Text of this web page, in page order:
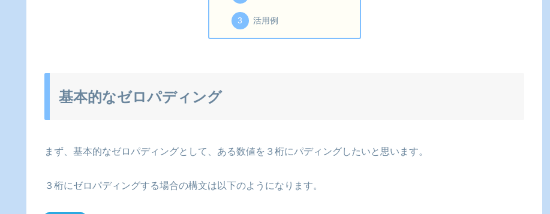
活用例
基本的なゼロパディング
まず、基本的なゼロパディングとして、ある数値を３桁にパディングしたいと思います。
３桁にゼロパディングする場合の構文は以下のようになります。